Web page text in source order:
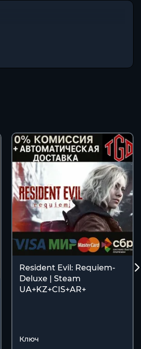
Resident Evil: Requiem-
Deluxe | Steam
UA+KZ+CIS+AR+
Ключ